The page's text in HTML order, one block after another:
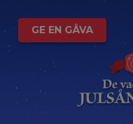
GE EN GÅVA